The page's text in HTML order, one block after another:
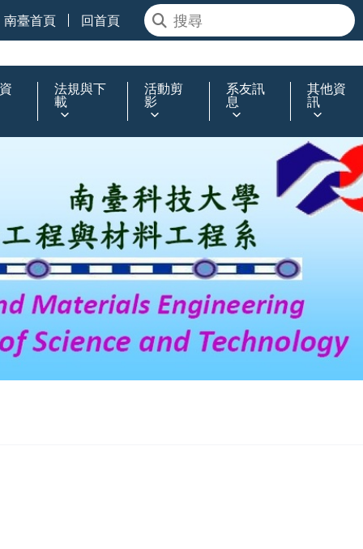
南臺首頁 回首頁
法規與下
載
活動剪
影
系友訊
息
其他資
訊